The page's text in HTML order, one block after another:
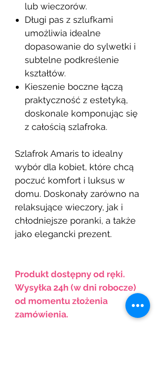
lub wieczorów.
Długi pas z szlufkami
umożliwia idealne
dopasowanie do sylwetki i
subtelne podkreślenie
kształtów.
Kieszenie boczne łączą
praktyczność z estetyką,
doskonale komponując się
z całością szlafroka.
Szlafrok Amaris to idealny
wybór dla kobiet, które chcą
poczuć komfort i luksus w
domu. Doskonały zarówno na
relaksujące wieczory, jak i
chłodniejsze poranki, a także
jako elegancki prezent.
Produkt dostępny od ręki.
Wysyłka 24h (w dni robocze)
od momentu złożenia
zamówienia.